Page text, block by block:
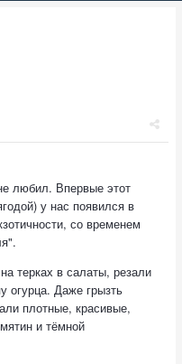
любил. Впервые этот
у нас появился в
со временем
терках в салаты, резали
огурца. Даже грызть
плотные, красивые,
и тёмной